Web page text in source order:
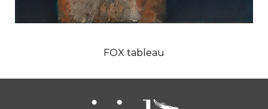
FOX tableau